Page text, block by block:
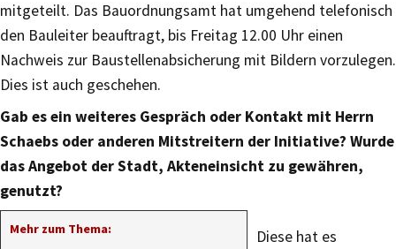
mitgeteilt. Das Bauordnungsamt hat umgehend telefonisch
den Bauleiter beauftragt, bis Freitag 12.00 Uhr einen
Nachweis zur Baustellenabsicherung mit Bildern vorzulegen.
Dies ist auch geschehen.
Gab es ein weiteres Gespräch oder Kontakt mit Herrn
Schaebs oder anderen Mitstreitern der Initiative? Wurde
das Angebot der Stadt, Akteneinsicht zu gewähren,
genutzt?
Mehr zum Thema:
Diese hat es